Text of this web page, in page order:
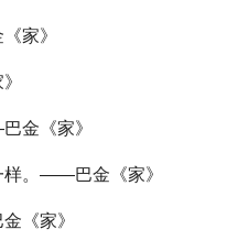
家》
金《家》
。——巴金《家》
《家》